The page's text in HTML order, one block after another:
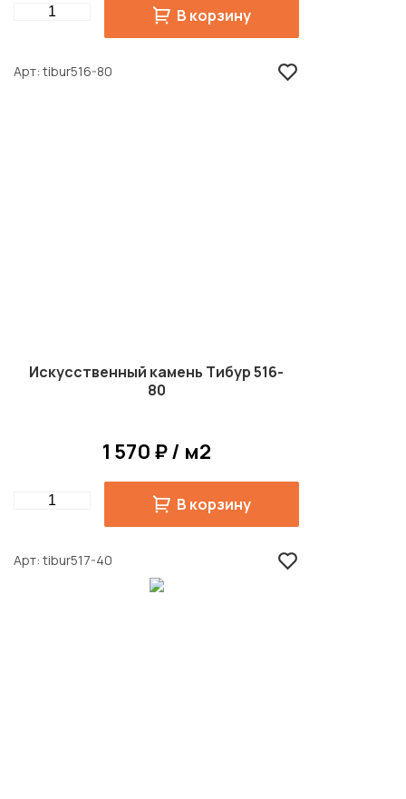
Quantity В корзину
Арт tibur516-80
Искусственный камень Тибур 516-
80
1 570 ₽ / м2
Quantity В корзину
Арт tibur517-40